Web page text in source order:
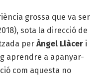
grossa que va ser
sota la direcció de
per Àngel Llàcer i
aprendre a apanyar-
com aquesta no